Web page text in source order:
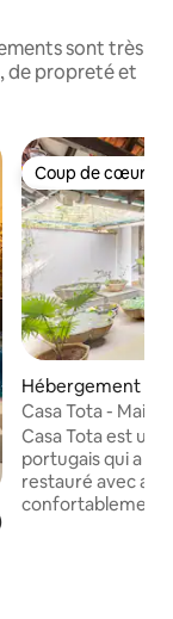
sont très
de propreté et
moyenne sur la
Coup de cœur
Coup de cœur
Hébergement ⋅
Casa Tota -
piscine à Assagao
Casa Tota est
portugais qui a
restauré avec
confortablement.